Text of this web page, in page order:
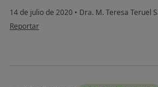
14 de julio de 2020 • Dra. M. Teresa Teruel
en opinión del usuario FGG
Reportar